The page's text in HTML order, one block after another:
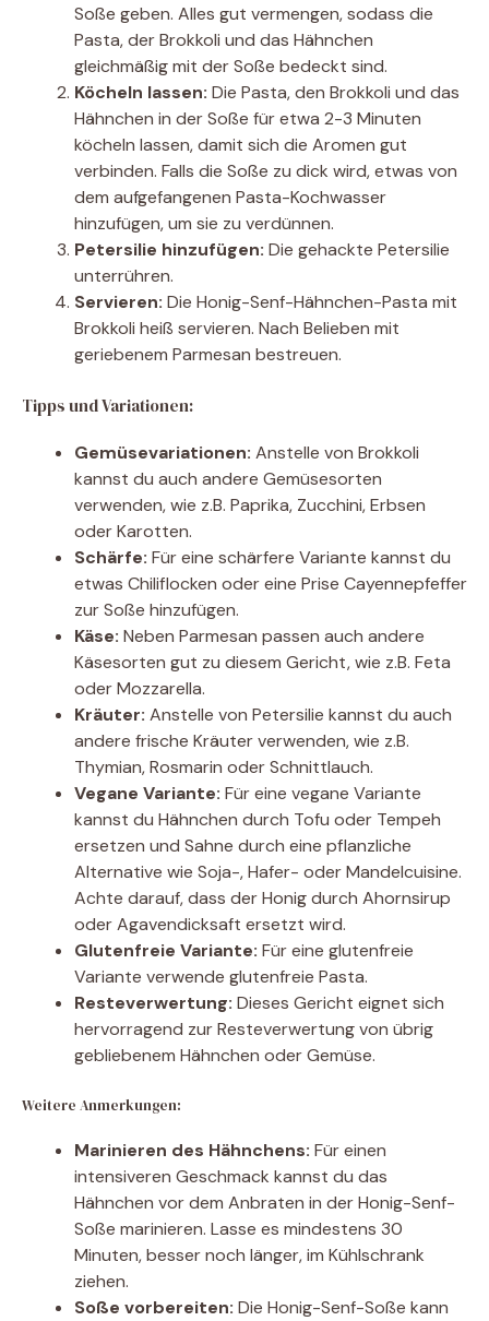
Soße geben. Alles gut vermengen, sodass die
Pasta, der Brokkoli und das Hähnchen
gleichmäßig mit der Soße bedeckt sind.
Köcheln lassen: Die Pasta, den Brokkoli und das
Hähnchen in der Soße für etwa 2-3 Minuten
köcheln lassen, damit sich die Aromen gut
verbinden. Falls die Soße zu dick wird, etwas von
dem aufgefangenen Pasta-Kochwasser
hinzufügen, um sie zu verdünnen.
Petersilie hinzufügen: Die gehackte Petersilie
unterrühren.
Servieren: Die Honig-Senf-Hähnchen-Pasta mit
Brokkoli heiß servieren. Nach Belieben mit
geriebenem Parmesan bestreuen.
Tipps und Variationen:
Gemüsevariationen: Anstelle von Brokkoli
kannst du auch andere Gemüsesorten
verwenden, wie z.B. Paprika, Zucchini, Erbsen
oder Karotten.
Schärfe: Für eine schärfere Variante kannst du
etwas Chiliflocken oder eine Prise Cayennepfeffer
zur Soße hinzufügen.
Käse: Neben Parmesan passen auch andere
Käsesorten gut zu diesem Gericht, wie z.B. Feta
oder Mozzarella.
Kräuter: Anstelle von Petersilie kannst du auch
andere frische Kräuter verwenden, wie z.B.
Thymian, Rosmarin oder Schnittlauch.
Vegane Variante: Für eine vegane Variante
kannst du Hähnchen durch Tofu oder Tempeh
ersetzen und Sahne durch eine pflanzliche
Alternative wie Soja-, Hafer- oder Mandelcuisine.
Achte darauf, dass der Honig durch Ahornsirup
oder Agavendicksaft ersetzt wird.
Glutenfreie Variante: Für eine glutenfreie
Variante verwende glutenfreie Pasta.
Resteverwertung: Dieses Gericht eignet sich
hervorragend zur Resteverwertung von übrig
gebliebenem Hähnchen oder Gemüse.
Weitere Anmerkungen:
Marinieren des Hähnchens: Für einen
intensiveren Geschmack kannst du das
Hähnchen vor dem Anbraten in der Honig-Senf-
Soße marinieren. Lasse es mindestens 30
Minuten, besser noch länger, im Kühlschrank
ziehen.
Soße vorbereiten: Die Honig-Senf-Soße kann